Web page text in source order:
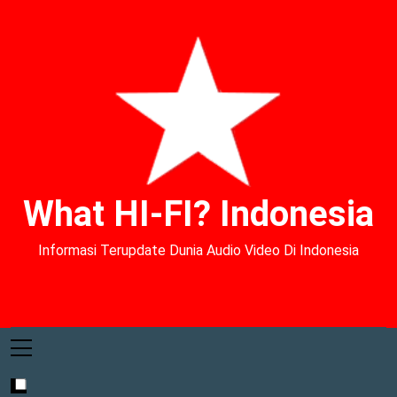
What HI-FI? Indonesia
Informasi Terupdate Dunia Audio Video Di Indonesia